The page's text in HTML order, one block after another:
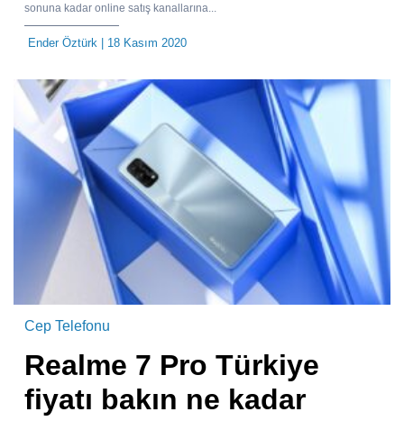
sonuna kadar online satış kanallarına...
Ender Öztürk | 18 Kasım 2020
Cep Telefonu
Realme 7 Pro Türkiye
fiyatı bakın ne kadar